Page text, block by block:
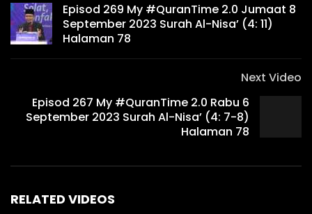
Episod 269 My #QuranTime 2.0 Jumaat 8
September 2023 Surah Al-Nisa’ (4: 11)
Halaman 78
Next Video
Episod 267 My #QuranTime 2.0 Rabu 6
September 2023 Surah Al-Nisa’ (4: 7-8)
Halaman 78
RELATED VIDEOS